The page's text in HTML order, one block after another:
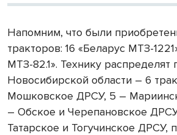
Напомним, что были
тракторов: 16 «Беларус МТЗ-
МТЗ-82.1». Технику распределят
Новосибирской области – 6
Мошковское ДРСУ, 5 –
– Обское и Черепановское
Татарское и Тогучинское ДРСУ,